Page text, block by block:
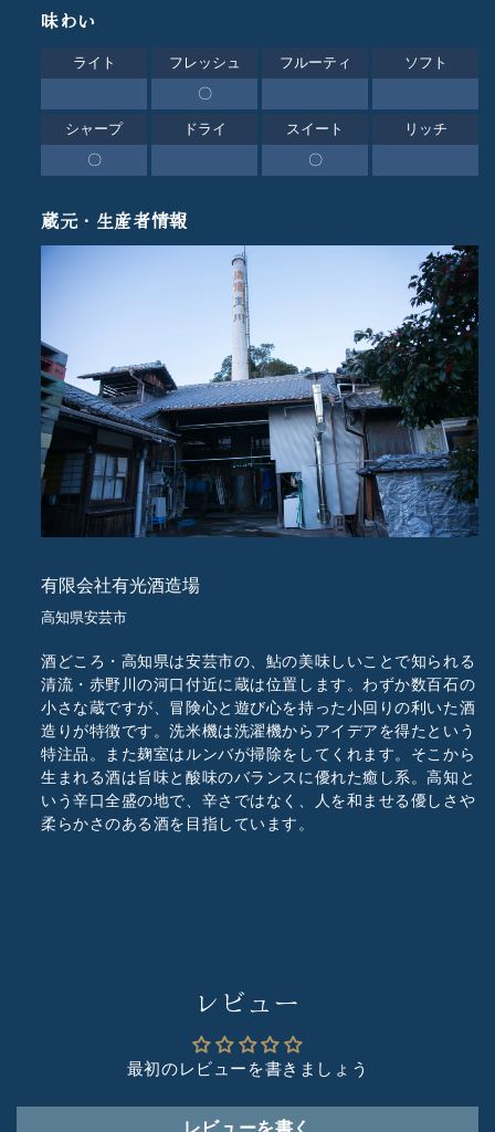
味わい
ライト
フレッシュ
〇
フルーティ ソフト
シャープ
〇
ドライ
スイート
〇
リッチ
蔵元・生産者情報
有限会社有光酒造場
高知県安芸市
酒どころ・高知県は安芸市の、鮎の美味しいことで知られる
清流・赤野川の河口付近に蔵は位置します。わずか数百石の
小さな蔵ですが、冒険心と遊び心を持った小回りの利いた酒
造りが特徴です。洗米機は洗濯機からアイデアを得たという
特注品。また麹室はルンバが掃除をしてくれます。そこから
生まれる酒は旨味と酸味のバランスに優れた癒し系。高知と
いう辛口全盛の地で、辛さではなく、人を和ませる優しさや
柔らかさのある酒を目指しています。
レビュー
最初のレビューを書きましょう
レビューを書く